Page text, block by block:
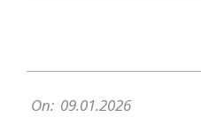
01-
On: 09.01.2026